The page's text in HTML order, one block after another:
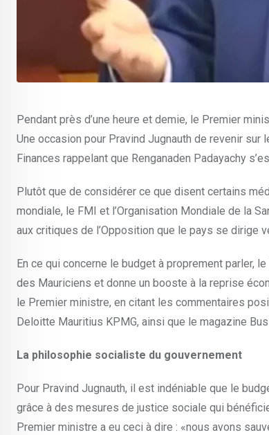
Pendant près d’une heure et demie, le Premier
Une occasion pour Pravind Jugnauth de revenir
Finances rappelant que Renganaden Padayachy
Plutôt que de considérer ce que disent certains
mondiale, le FMI et l’Organisation Mondiale de la
aux critiques de l’Opposition que le pays se dirige
En ce qui concerne le budget à proprement parler,
des Mauriciens et donne un booste à la reprise
le Premier ministre, en citant les commentaires
Deloitte Mauritius KPMG, ainsi que le magazine
La philosophie socialiste du gouvernement
Pour Pravind Jugnauth, il est indéniable que le
grâce à des mesures de justice sociale qui
Premier ministre a eu ceci à dire : «nous avons